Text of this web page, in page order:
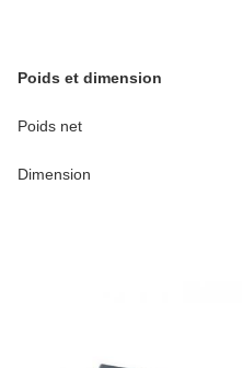
Poids et dimension
Poids net
Dimension